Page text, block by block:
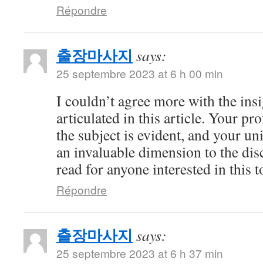
Répondre
출장마사지 says:
25 septembre 2023 at 6 h 00 min
I couldn’t agree more with the
articulated in this article. Your
the subject is evident, and your
an invaluable dimension to the
read for anyone interested in this
Répondre
출장마사지 says:
25 septembre 2023 at 6 h 37 min